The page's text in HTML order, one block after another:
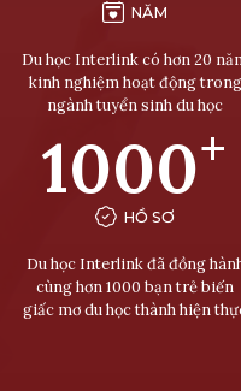
NĂM
Du học Interlink có hơn 20
kinh nghiệm hoạt động trong
ngành tuyển sinh du học
1000+
HỒ SƠ
Du học Interlink đã đồng
cùng hơn 1000 bạn trẻ biến
giấc mơ du học thành hiện